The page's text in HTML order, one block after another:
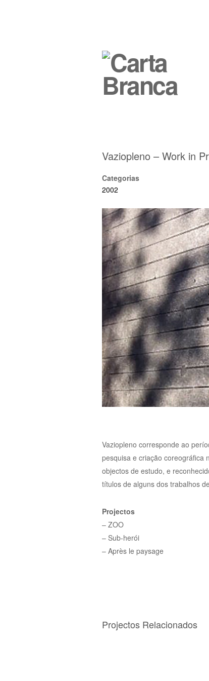
Vaziopleno – Work in
Categorias
2002
Vaziopleno corresponde ao
pesquisa e criação coreográfica
objectos de estudo, e
títulos de alguns dos trabalhos
Projectos
– ZOO
– Sub-herói
– Après le paysage
Projectos Relacionados